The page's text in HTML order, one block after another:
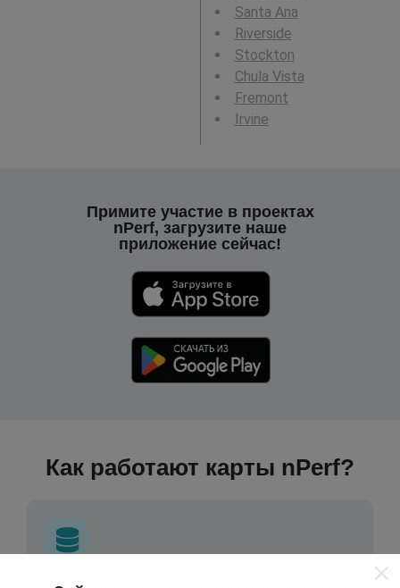
Santa Ana
Riverside
Stockton
Chula Vista
Fremont
Irvine
Примите участие в проектах
nPerf, загрузите наше
приложение сейчас!
Как работают карты nPerf?